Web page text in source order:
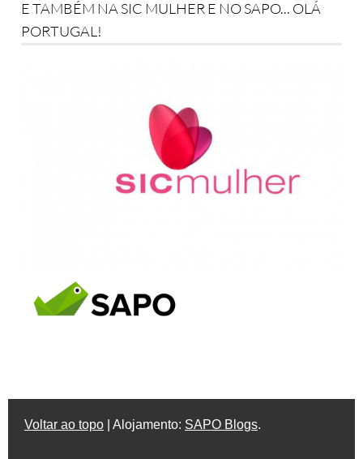
E TAMBÉM NA SIC MULHER E NO SAPO... OLÁ
PORTUGAL!
Voltar ao topo | Alojamento: SAPO Blogs.